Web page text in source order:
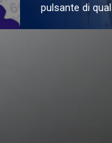
pulsante di